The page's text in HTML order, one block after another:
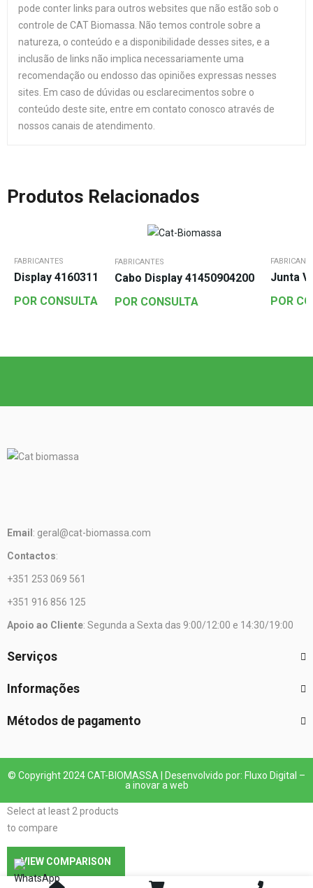
pode conter links para outros websites que não estão sob o
controle de CAT Biomassa. Não temos controle sobre a
natureza, o conteúdo e a disponibilidade desses sites, e a
inclusão de links não implica necessariamente uma
recomendação ou endosso das opiniões expressas nesses
sites. Em caso de dúvidas ou esclarecimentos sobre o
conteúdo deste site, entre em contato conosco através de
nossos canais de atendimento.
Produtos Relacionados
FABRICANTES
Display 4160311
POR CONSULTA
FABRICANTES
Cabo Display 41450904200
POR CONSULTA
Junta
POR
Email : geral@cat-biomassa.com
Contactos:
+351 253 069 561
+351 916 856 125
Apoio ao Cliente: Segunda a Sexta das 9:00/12:00 e 14:30/19:00
Serviços
Informações
Métodos de pagamento
© Copyright 2024 CAT-BIOMASSA | Desenvolvido por: Fluxo Digital –
a inovar a web
Select at least 2 products
to compare
VIEW COMPARISON